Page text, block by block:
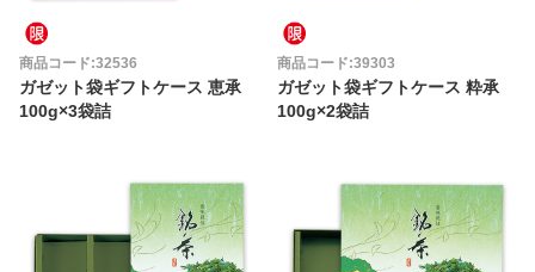
商品コード:32536
ガゼット袋ギフトケース 恵承
100g×3袋詰
商品コード:39303
ガゼット袋ギフトケース 粋承
100g×2袋詰